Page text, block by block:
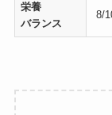
栄養
バランス
8/